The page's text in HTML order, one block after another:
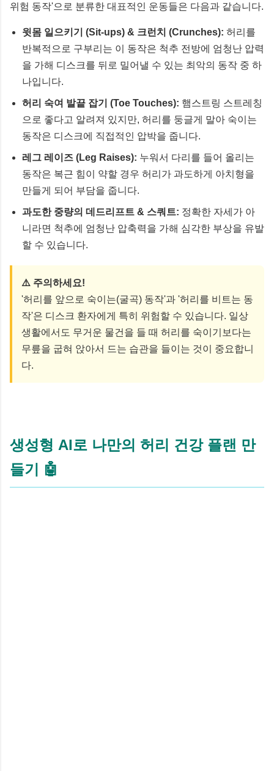
위험 동작'으로 분류한 대표적인 운동들은 다음과 같습니다.
윗몸 일으키기 (Sit-ups) & 크런치 (Crunches): 허리를
반복적으로 구부리는 이 동작은 척추 전방에 엄청난 압력
을 가해 디스크를 뒤로 밀어낼 수 있는 최악의 동작 중 하
나입니다.
허리 숙여 발끝 잡기 (Toe Touches): 햄스트링 스트레칭
으로 좋다고 알려져 있지만, 허리를 둥글게 말아 숙이는
동작은 디스크에 직접적인 압박을 줍니다.
레그 레이즈 (Leg Raises): 누워서 다리를 들어 올리는
동작은 복근 힘이 약할 경우 허리가 과도하게 아치형을
만들게 되어 부담을 줍니다.
과도한 중량의 데드리프트 & 스쿼트: 정확한 자세가 아
니라면 척추에 엄청난 압축력을 가해 심각한 부상을 유발
할 수 있습니다.
⚠️ 주의하세요!
'허리를 앞으로 숙이는(굴곡) 동작'과 '허리를 비트는 동
작'은 디스크 환자에게 특히 위험할 수 있습니다. 일상
생활에서도 무거운 물건을 들 때 허리를 숙이기보다는
무릎을 굽혀 앉아서 드는 습관을 들이는 것이 중요합니
다.
생성형 AI로 나만의 허리 건강 플랜 만
들기 🤖